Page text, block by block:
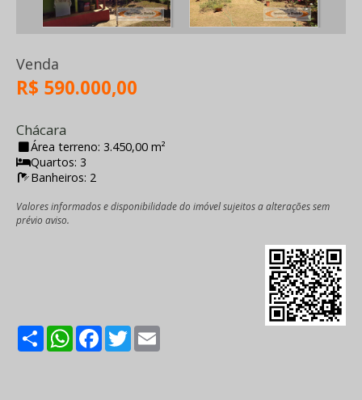
Venda
R$ 590.000,00
Chácara
Área terreno: 3.450,00 m²
Quartos: 3
Banheiros: 2
Valores informados e disponibilidade do imóvel sujeitos a alterações sem
prévio aviso.
ShareWhatsApp
Facebook
Twitter